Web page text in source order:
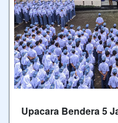
Upacara Bendera 5